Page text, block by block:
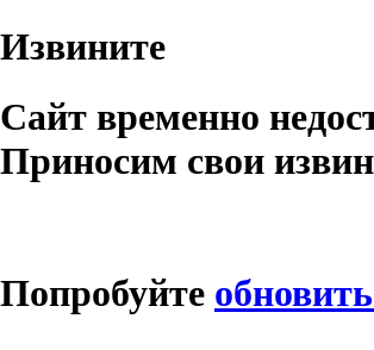
Извините
Сайт временно
Приносим свои
Попробуйте